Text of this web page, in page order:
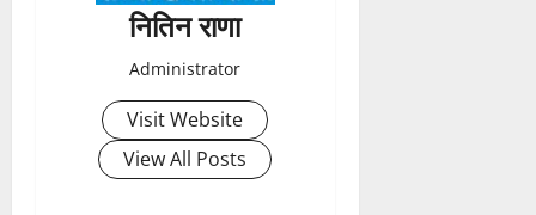
नितिन राणा
Administrator
Visit Website
View All Posts